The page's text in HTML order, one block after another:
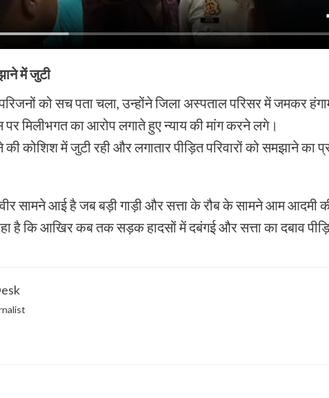
में जुटी
को सच पता चला, उन्होंने जिला अस्पताल परिसर में जमकर
मिलीभगत का आरोप लगाते हुए न्याय की मांग करने लगे।
कोशिश में जुटी रही और लगातार पीड़ित परिवारों को समझाने का
सामने आई है जब बड़ी गाड़ी और सत्ता के रौब के सामने आम आदमी
है कि आखिर कब तक सड़क हादसों में दबंगई और सत्ता का दबाव